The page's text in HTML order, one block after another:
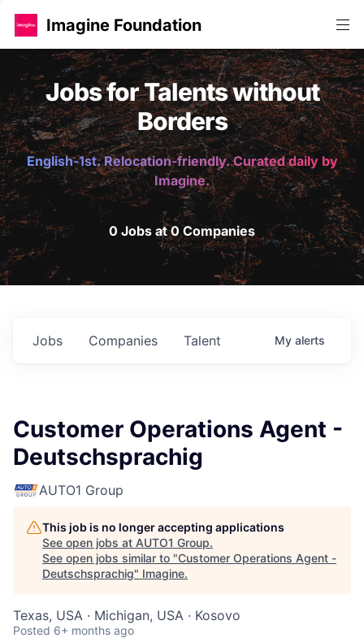
Imagine Foundation
Jobs for Talents without
Borders
English-1st. Relocation-friendly. Curated daily by
Imagine.
0 Jobs at 0 Companies
Jobs Companies Talent My alerts
Customer Operations Agent -
Deutschsprachig
AUTO1 Group
This job is no longer accepting applications
See open jobs at AUTO1 Group.
See open jobs similar to "Customer Operations Agent -
Deutschsprachig" Imagine.
Texas, USA · Michigan, USA · Kosovo
Posted 6+ months ago